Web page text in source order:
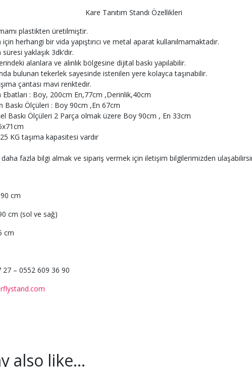
Kare Tanıtım Standı Özellikleri
plastikten üretilmiştir.
herhangi bir vida yapıştırıcı ve metal aparat kullanılmamaktadır.
yaklaşık 3dk’dir.
alanlara ve alınlık bölgesine dijital baskı yapılabilir.
bulunan tekerlek sayesinde istenilen yere kolayca taşınabilir.
çantası mavi renktedir.
Ebatları : Boy, 200cm En,77cm ,Derinlik,40cm
Baskı Ölçüleri : Boy 90cm ,En 67cm
Baskı Ölçüleri 2 Parça olmak üzere Boy 90cm , En 33cm
KG taşıma kapasitesi vardır
daha fazla bilgi almak ve sipariş vermek için iletişim bilgilerimizden
cm
(sol ve sağ)
cm
27 – 0552 609 36 90
also like…